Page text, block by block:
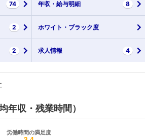
74 年収・ 給与明細 8
2 ホワイト・ ブラック度
2 求人情報 4
年収・残業時間）